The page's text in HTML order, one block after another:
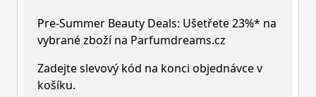
Pre-Summer Beauty Deals: Ušetřete 23%* na
vybrané zboží na Parfumdreams.cz
Zadejte slevový kód na konci objednávce v
košíku.